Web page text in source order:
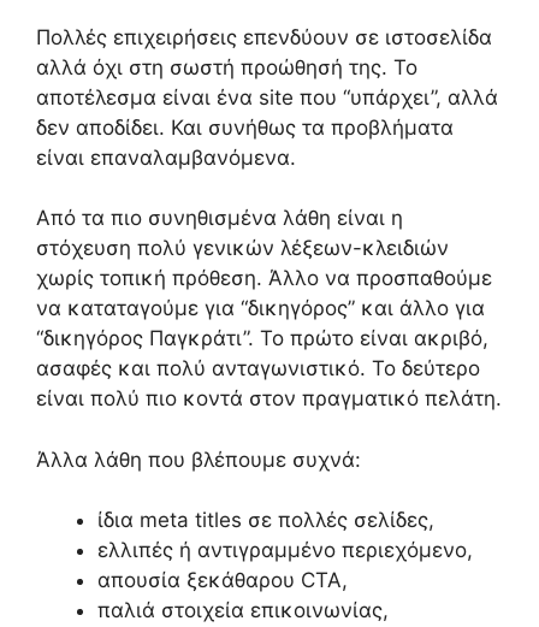
Πολλές επιχειρήσεις επενδύουν σε ιστοσελίδα
αλλά όχι στη σωστή προώθησή της. Το
αποτέλεσμα είναι ένα site που “υπάρχει”, αλλά
δεν αποδίδει. Και συνήθως τα προβλήματα
είναι επαναλαμβανόμενα.
Από τα πιο συνηθισμένα λάθη είναι η
στόχευση πολύ γενικών λέξεων-κλειδιών
χωρίς τοπική πρόθεση. Άλλο να προσπαθούμε
να καταταγούμε για “δικηγόρος” και άλλο για
“δικηγόρος Παγκράτι”. Το πρώτο είναι ακριβό,
ασαφές και πολύ ανταγωνιστικό. Το δεύτερο
είναι πολύ πιο κοντά στον πραγματικό πελάτη.
Άλλα λάθη που βλέπουμε συχνά:
ίδια meta titles σε πολλές σελίδες,
ελλιπές ή αντιγραμμένο περιεχόμενο,
απουσία ξεκάθαρου CTA,
παλιά στοιχεία επικοινωνίας,